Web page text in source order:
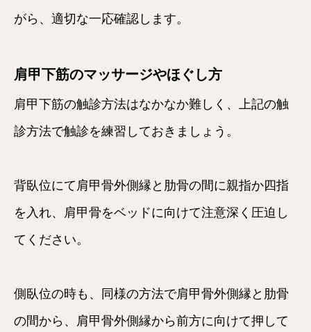
がら、適切な一応確認します。
肩甲下筋のマッサージやほぐし方
肩甲下筋の触診方法はなかなか難しく、上記の触
診方法で触診を練習しておきましょう。
背臥位にて肩甲骨外側縁と肋骨の間に親指か四指
を入れ、肩甲骨をベッドに向けて注意深く圧迫し
てください。
側臥位の時も、同様の方法で肩甲骨外側縁と肋骨
の間から、肩甲骨外側縁から前方に向けて押して